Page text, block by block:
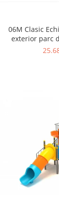
06M Clasic
exterior parc
Tobogane